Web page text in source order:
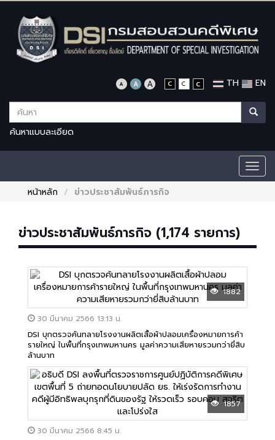
TH EN
ค้นหาแบบละเอียด
หน้าหลัก
ข่าวประชาสัมพันธ์ภารกิจ
ข่าวประชาสัมพันธ์ภารกิจ (1,174 รายการ)
1882
30 มีนาคม 2566 13:13 น.
DSI บุกตรวจค้นทลายโรงงานผลิตเสื้อผ้าปลอมเครื่องหมายการค้า
รายใหญ่ ในพื้นที่กรุงเทพมหานคร มูลค่าความเสียหายรวมกว่ายี่สิบ
ล้านบาท
1857
30 มีนาคม 2566 8:45 น.